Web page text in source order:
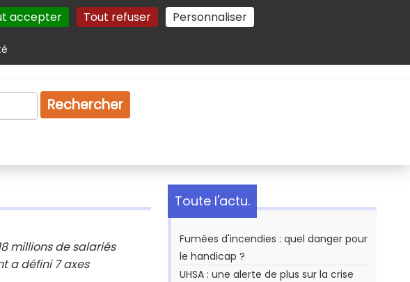
accepter Tout refuser Personnaliser
Plan du site Gestion des cookies
Rechercher
millions de salariés
a défini 7 axes
Toute l'actu.
Fumées d'incendies : quel danger pour
le handicap ?
UHSA : une alerte de plus sur la crise